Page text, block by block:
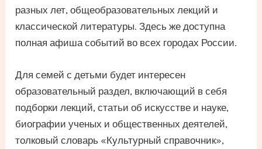
разных лет, общеобразовательных лекций и
классической литературы. Здесь же доступна
полная афиша событий во всех городах России.
Для семей с детьми будет интересен
образовательный раздел, включающий в себя
подборки лекций, статьи об искусстве и науке,
биографии ученых и общественных деятелей,
толковый словарь «Культурный справочник»,